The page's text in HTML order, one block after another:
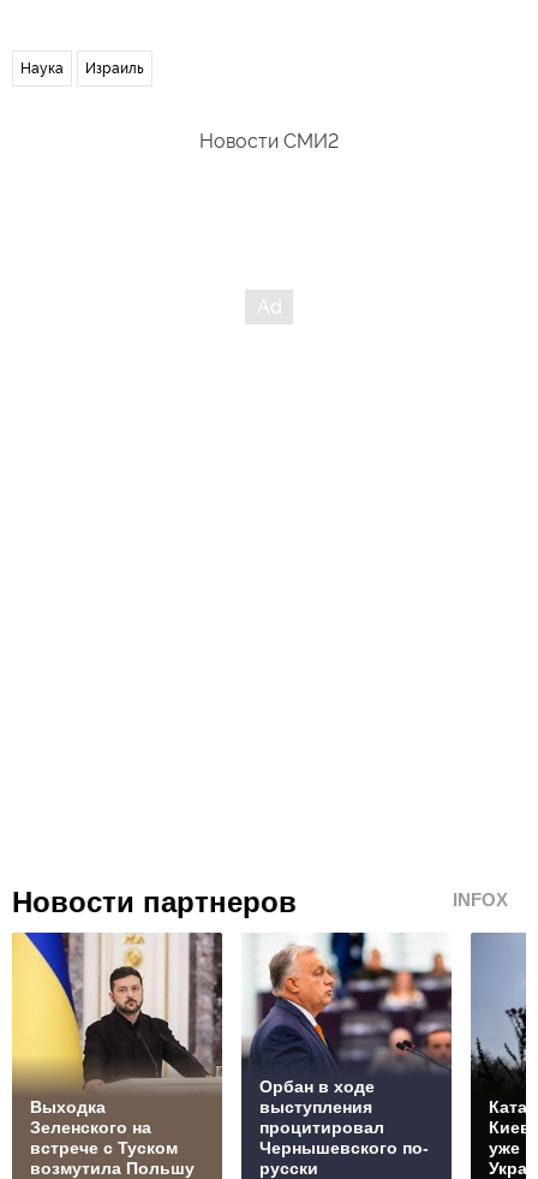
Наука Израиль
Новости СМИ2
Новости партнеров INFOX
Выходка
Зеленского на
встрече с Туском
возмутила Польшу
Орбан в ходе
выступления
процитировал
Чернышевского по-
русски
уже